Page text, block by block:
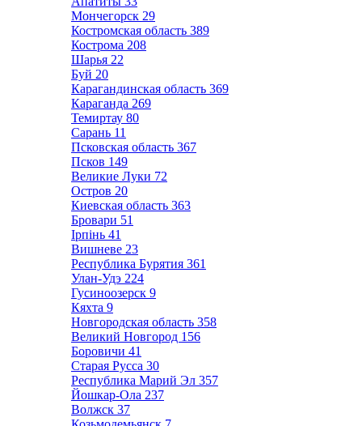
Мончегорск 29
Костромская область 389
Кострома 208
Шарья 22
Буй 20
Карагандинская область 369
Караганда 269
Темиртау 80
Сарань 11
Псковская область 367
Псков 149
Великие Луки 72
Остров 20
Киевская область 363
Бровари 51
Ірпінь 41
Вишневе 23
Республика Бурятия 361
Улан-Удэ 224
Гусиноозерск 9
Кяхта 9
Новгородская область 358
Великий Новгород 156
Боровичи 41
Старая Русса 30
Республика Марий Эл 357
Йошкар-Ола 237
Волжск 37